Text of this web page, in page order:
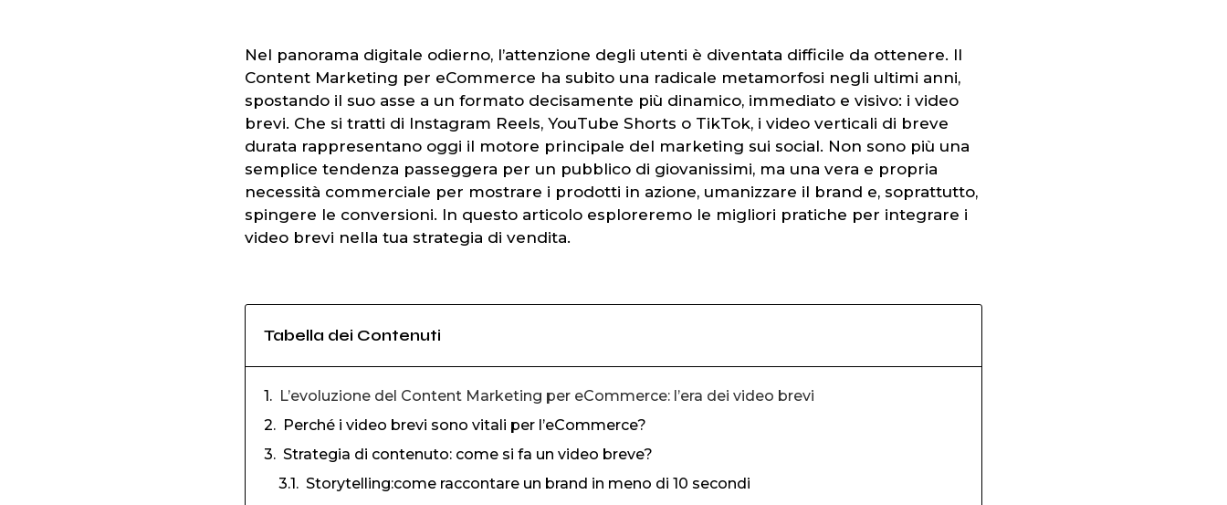
Nel panorama digitale odierno, l’attenzione degli utenti è diventata difficile da ottenere. Il
Content Marketing per eCommerce ha subito una radicale metamorfosi negli ultimi anni,
spostando il suo asse a un formato decisamente più dinamico, immediato e visivo: i video
brevi. Che si tratti di Instagram Reels, YouTube Shorts o TikTok, i video verticali di breve
durata rappresentano oggi il motore principale del marketing sui social. Non sono più una
semplice tendenza passeggera per un pubblico di giovanissimi, ma una vera e propria
necessità commerciale per mostrare i prodotti in azione, umanizzare il brand e, soprattutto,
spingere le conversioni. In questo articolo esploreremo le migliori pratiche per integrare i
video brevi nella tua strategia di vendita.
Tabella dei Contenuti
L’evoluzione del Content Marketing per eCommerce: l’era dei video brevi
Perché i video brevi sono vitali per l’eCommerce?
Strategia di contenuto: come si fa un video breve?
Storytelling:come raccontare un brand in meno di 10 secondi